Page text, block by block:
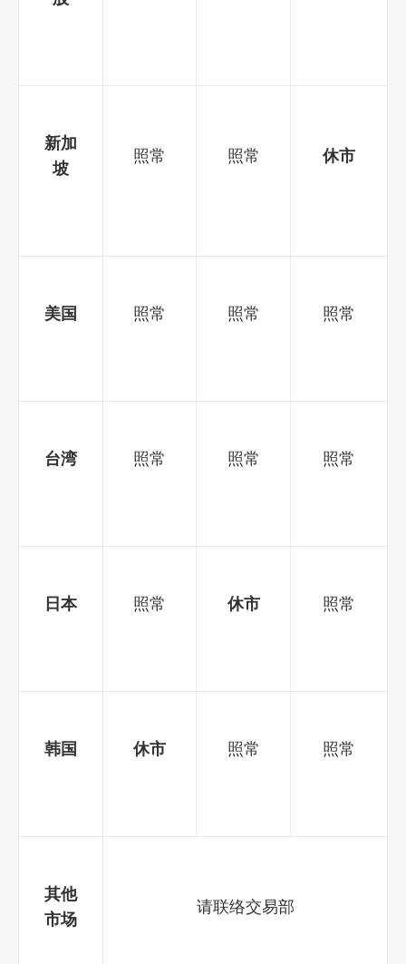
新加
坡
照常 照常 休市
美国 照常 照常 照常
台湾 照常 照常 照常
日本 照常 休市 照常
韩国 休市 照常 照常
其他
市场
请联络交易部